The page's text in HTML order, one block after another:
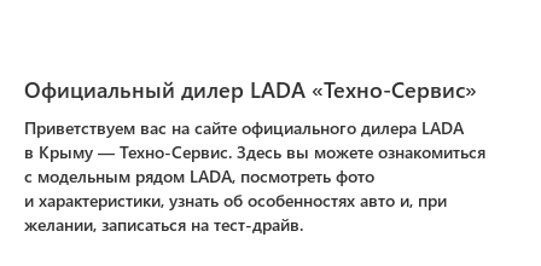
Официальный дилер LADA «Техно-Сервис»
Приветствуем вас на сайте официального дилера LADA
в Крыму — Техно-Сервис. Здесь вы можете ознакомиться
с модельным рядом LADA, посмотреть фото
и характеристики, узнать об особенностях авто и, при
желании, записаться на тест-драйв.